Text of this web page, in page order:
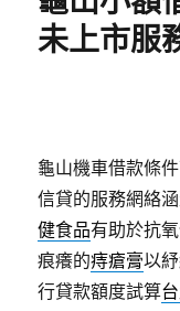
未上市服
龜山機車借款條
信貸的服務網絡
健食品有助於抗
痕癢的痔瘡膏以
行貸款額度試算